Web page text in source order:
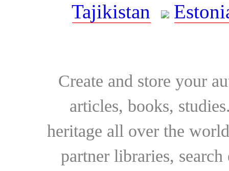
Tajikistan
Create and store your
articles, books,
heritage all over the
partner libraries,